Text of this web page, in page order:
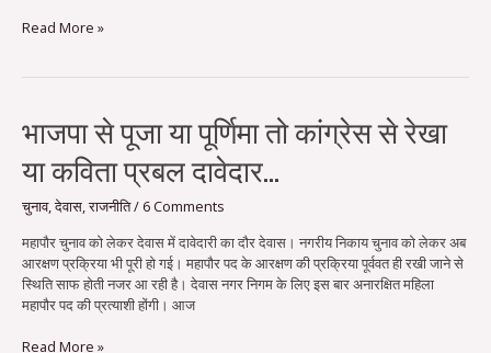
Read More »
भाजपा से पूजा या पूर्णिमा तो कांग्रेस से रेखा
या कविता प्रबल दावेदार…
चुनाव,देवास,राजनीति/ 6 Comments
महापौर चुनाव को लेकर देवास में दावेदारी का दौर देवास। नगरीय निकाय चुनाव को लेकर अब
आरक्षण प्रक्रिया भी पूरी हो गई। महापौर पद के आरक्षण की प्रक्रिया पूर्ववत ही रखी जाने से
स्थिति साफ होती नजर आ रही है। देवास नगर निगम के लिए इस बार अनारक्षित महिला
महापौर पद की प्रत्याशी होंगी। आज
भाजपा
से
पूजा
पूर्णिमा
कांग्रेस
से
रेखा
या
Read More »